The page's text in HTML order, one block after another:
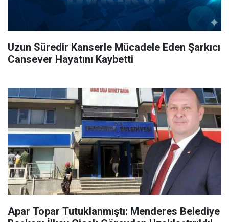
Uzun Süredir Kanserle Mücadele Eden Şarkıcı
Cansever Hayatını Kaybetti
Apar Topar Tutuklanmıştı: Menderes Belediye